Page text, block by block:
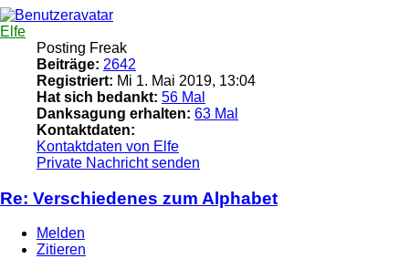
Elfe
Posting Freak
Beiträge: 2642
Registriert: Mi 1. Mai 2019, 13:04
Hat sich bedankt: 56 Mal
Danksagung erhalten: 63 Mal
Kontaktdaten:
Kontaktdaten von Elfe
Private Nachricht senden
Re: Verschiedenes zum Alphabet
Melden
Zitieren